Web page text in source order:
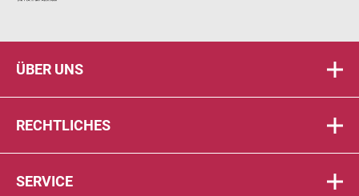
ÜBER UNS
RECHTLICHES
SERVICE